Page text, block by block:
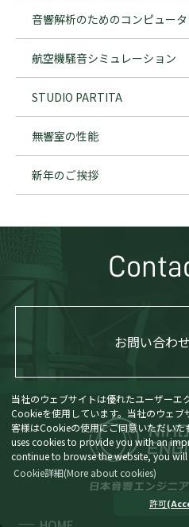
当社のウェブサイトは優れたユーザーエ
Cookieを使用しています。当社のウェ
客様はCookieの使用にご同意いただいた
uses cookies to provide you with an
continue to browse the website, you
Cookie詳細(More about cookies)
許可
音響解析のためのコンピュー
航空機騒音シミュレーション
STUDIO PARTITA
無響室の性能
新年のご挨拶
お問い合わ